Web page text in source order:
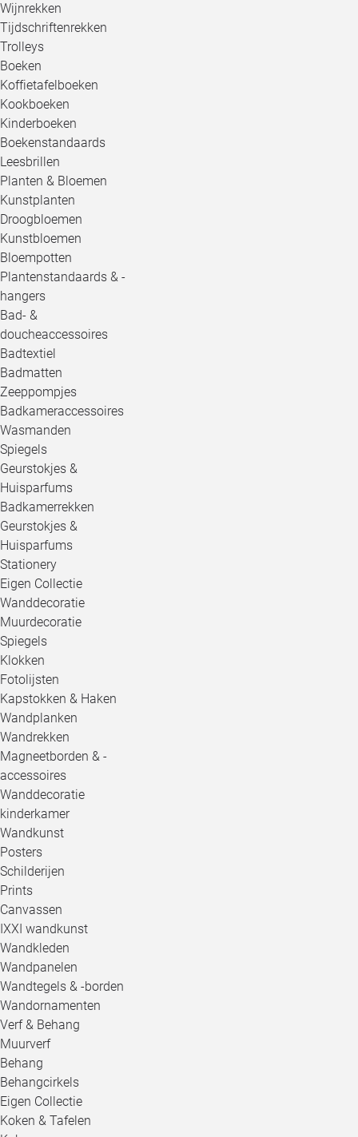
Wijnrekken
Tijdschriftenrekken
Trolleys
Boeken
Koffietafelboeken
Kookboeken
Kinderboeken
Boekenstandaards
Leesbrillen
Planten & Bloemen
Kunstplanten
Droogbloemen
Kunstbloemen
Bloempotten
Plantenstandaards & -
hangers
Bad- &
doucheaccessoires
Badtextiel
Badmatten
Zeeppompjes
Badkameraccessoires
Wasmanden
Spiegels
Geurstokjes &
Huisparfums
Badkamerrekken
Geurstokjes &
Huisparfums
Stationery
Eigen Collectie
Wanddecoratie
Muurdecoratie
Spiegels
Klokken
Fotolijsten
Kapstokken & Haken
Wandplanken
Wandrekken
Magneetborden & -
accessoires
Wanddecoratie
kinderkamer
Wandkunst
Posters
Schilderijen
Prints
Canvassen
IXXI wandkunst
Wandkleden
Wandpanelen
Wandtegels & -borden
Wandornamenten
Verf & Behang
Muurverf
Behang
Behangcirkels
Eigen Collectie
Koken & Tafelen